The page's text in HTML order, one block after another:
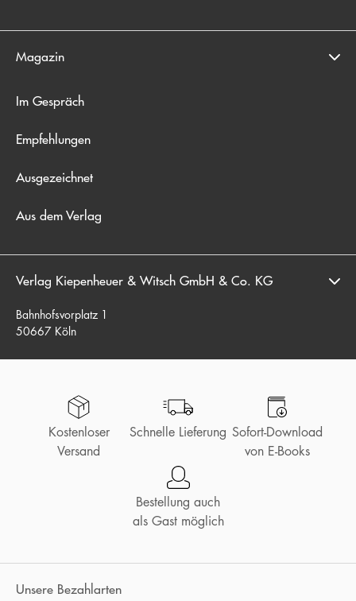
Magazin
Im Gespräch
Empfehlungen
Ausgezeichnet
Aus dem Verlag
Verlag Kiepenheuer & Witsch GmbH & Co. KG
Bahnhofsvorplatz 1
50667 Köln
Kostenloser
Versand
Schnelle Lieferung Sofort-Download
von E-Books
Bestellung auch
als Gast möglich
Unsere Bezahlarten